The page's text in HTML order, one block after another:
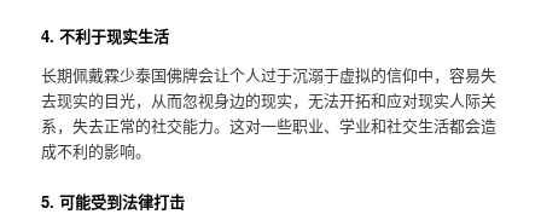
4. 不利于现实生活
长期佩戴霖少泰国佛牌会让个人过于沉溺于虚拟的信仰中，容易失
去现实的目光，从而忽视身边的现实，无法开拓和应对现实人际关
系，失去正常的社交能力。这对一些职业、学业和社交生活都会造
成不利的影响。
5. 可能受到法律打击